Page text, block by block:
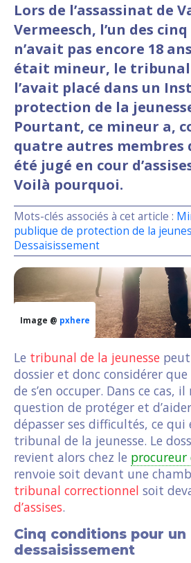
Lors de l’assassinat de
Vermeesch, l’un des
n’avait pas encore 18
était mineur, le tribunal
l’avait placé dans un
protection de la
Pourtant, ce mineur a,
quatre autres membres
été jugé en cour
Voilà pourquoi.
Mots-clés associés à cet article :
publique de protection de la
Dessaisissement
Image @ pxhere
Le tribunal de la jeunesse peut
dossier et donc considérer que
de s’en occuper. Dans ce cas,
question de protéger et
dépasser ses difficultés, ce qui
tribunal de la jeunesse. Le
revient alors chez le procureur
renvoie soit devant une
tribunal correctionnel soit
d’assises.
Cinq conditions pour un
dessaisissement